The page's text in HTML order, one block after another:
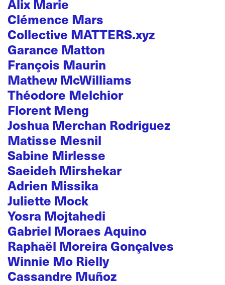
Alix Marie
Clémence Mars
Collective MATTERS.xyz
Garance Matton
François Maurin
Mathew McWilliams
Théodore Melchior
Florent Meng
Joshua Merchan Rodriguez
Matisse Mesnil
Sabine Mirlesse
Saeideh Mirshekar
Adrien Missika
Juliette Mock
Yosra Mojtahedi
Gabriel Moraes Aquino
Raphaël Moreira Gonçalves
Winnie Mo Rielly
Cassandre Muñoz